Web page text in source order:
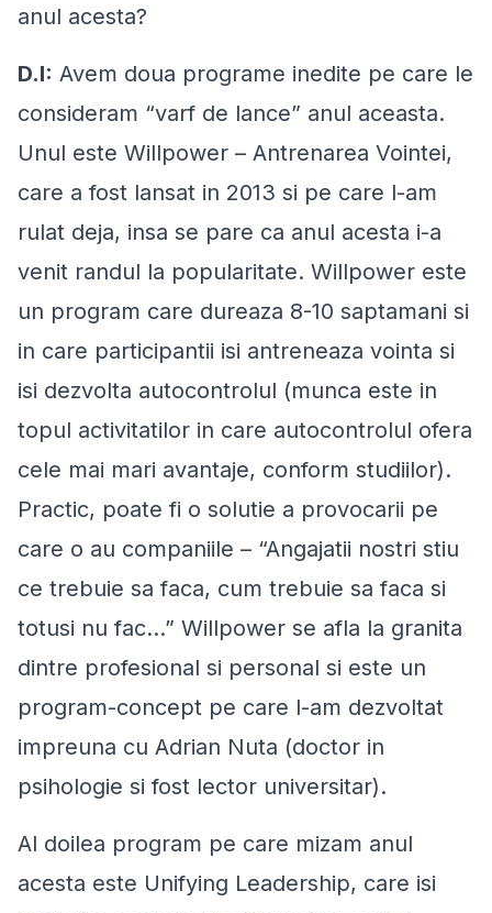
anul acesta?
D.I: Avem doua programe inedite pe care le
consideram “varf de lance” anul aceasta.
Unul este Willpower – Antrenarea Vointei,
care a fost lansat in 2013 si pe care l-am
rulat deja, insa se pare ca anul acesta i-a
venit randul la popularitate. Willpower este
un program care dureaza 8-10 saptamani si
in care participantii isi antreneaza vointa si
isi dezvolta autocontrolul (munca este in
topul activitatilor in care autocontrolul ofera
cele mai mari avantaje, conform studiilor).
Practic, poate fi o solutie a provocarii pe
care o au companiile – “Angajatii nostri stiu
ce trebuie sa faca, cum trebuie sa faca si
totusi nu fac...” Willpower se afla la granita
dintre profesional si personal si este un
program-concept pe care l-am dezvoltat
impreuna cu Adrian Nuta (doctor in
psihologie si fost lector universitar).
Al doilea program pe care mizam anul
acesta este Unifying Leadership, care isi